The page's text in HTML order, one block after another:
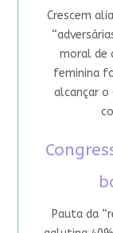
Crescem
moral de
feminina
alcançar o
Pauta da